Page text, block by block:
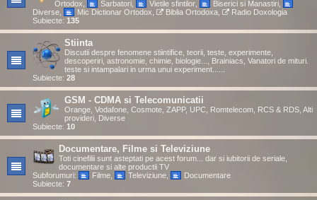
Ortodox
Sarbatori, Vietile sfintilor, Biserici si Manastiri,
Diverse
Mic Dictionar Ortodox Biblia Ortodoxa,
Radio Doxologia
Subiecte: 135
Stiinta
Discutii despre fenomene stiintifice, teorii, teste, experimente,
descoperiri, astronomie, chimie, biologie..., Brainiacs, Vanatori de mituri.
teste si intampalari in urma unui experiment......
Subiecte: 28
GSM - CDMA si Telecomunicatii
Orange, Vodafone, Cosmote, ZAPP, UPC, Romtelecom, RCS & RDS, Alti
provideri, Diverse
Subiecte: 10
Documentare, Filme si Televiziune
Toti cinefilii sunt asteptati pe acest forum... dar si iubitorii de seriale,
documentare si alte productii TV
Subforumuri:
Filme, Televiziune,
Documentare
Subiecte: 7